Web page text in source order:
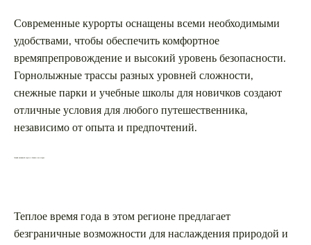
Современные курорты оснащены всеми необходимыми
удобствами, чтобы обеспечить комфортное
времяпрепровождение и высокий уровень безопасности.
Горнолыжные трассы разных уровней сложности,
снежные парки и учебные школы для новичков создают
отличные условия для любого путешественника,
независимо от опыта и предпочтений.
Летний активный отдых в Альпах и на озерах
Теплое время года в этом регионе предлагает
безграничные возможности для наслаждения природой и